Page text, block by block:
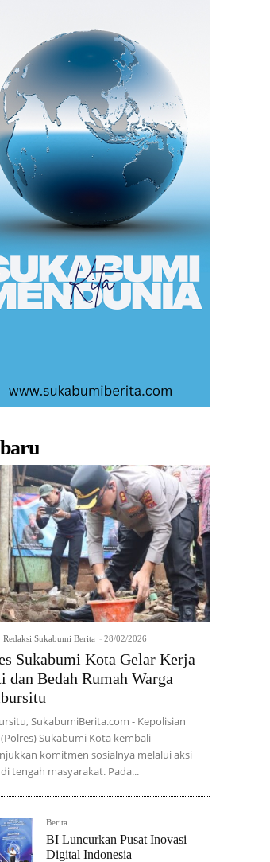
Redaksi Sukabumi Berita - 28/02/2026
Sukabumi Kota Gelar Kerja
dan Bedah Rumah Warga
SukabumiBerita.com - Kepolisian
Sukabumi Kota kembali
komitmen sosialnya melalui aksi
tengah masyarakat. Pada...
Berita
BI Luncurkan Pusat Inovasi
Digital Indonesia